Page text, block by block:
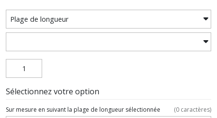
Sélectionnez votre option
Sur mesure en suivant la plage de longueur sélectionnée (0 caractères)